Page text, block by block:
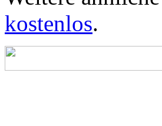
kostenlos.